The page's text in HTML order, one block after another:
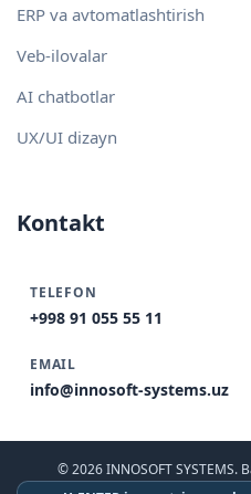
ERP va avtomatlashtirish
Veb-ilovalar
AI chatbotlar
UX/UI dizayn
Kontakt
TELEFON
+998 91 055 55 11
EMAIL
info@innosoft-systems.uz
© 2026 INNOSOFT